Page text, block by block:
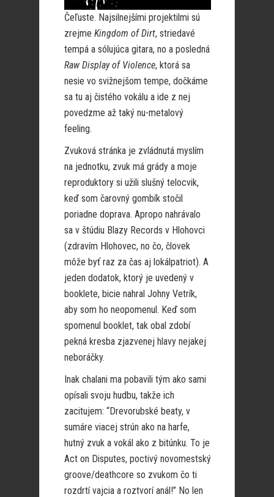
Čeľuste. Najsilnejšími projektilmi sú
zrejme Kingdom of Dirt, striedavé
tempá a sólujúca gitara, no a posledná
Raw Display of Violence, ktorá sa
nesie vo svižnejšom tempe, dočkáme
sa tu aj čistého vokálu a ide z nej
povedzme až taký nu-metalový
feeling.
Zvuková stránka je zvládnutá myslím
na jednotku, zvuk má grády a moje
reproduktory si užili slušný telocvik,
keď som čarovný gombík stočil
poriadne doprava. Apropo nahrávalo
sa v štúdiu Blazy Records v Hlohovci
(zdravím Hlohovec, no čo, človek
môže byť raz za čas aj lokálpatriot). A
jeden dodatok, ktorý je uvedený v
booklete, bicie nahral Johny Vetrík,
aby som ho neopomenul. Keď som
spomenul booklet, tak obal zdobí
pekná kresba zjazvenej hlavy nejakej
neboráčky.
Inak chalani ma pobavili tým ako sami
opísali svoju hudbu, takže ich
zacitujem: “Drevorubské beaty, v
sumáre viacej strún ako na harfe,
hutný zvuk a vokál ako z bitúnku. To je
Act on Disputes, poctivý novomestský
groove/deathcore so zvukom čo ti
rozdrtí vajcia a roztvorí anál!” No len